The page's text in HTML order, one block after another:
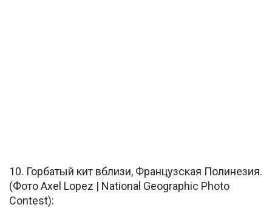
10. Горбатый кит вблизи, Французская Полинезия.
(Фото Axel Lopez | National Geographic Photo
Contest):